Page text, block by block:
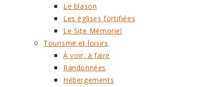
Le blason
Les églises fortifiées
Le Site Mémoriel
Tourisme et loisirs
À voir, à faire
Randonnées
Hébergements